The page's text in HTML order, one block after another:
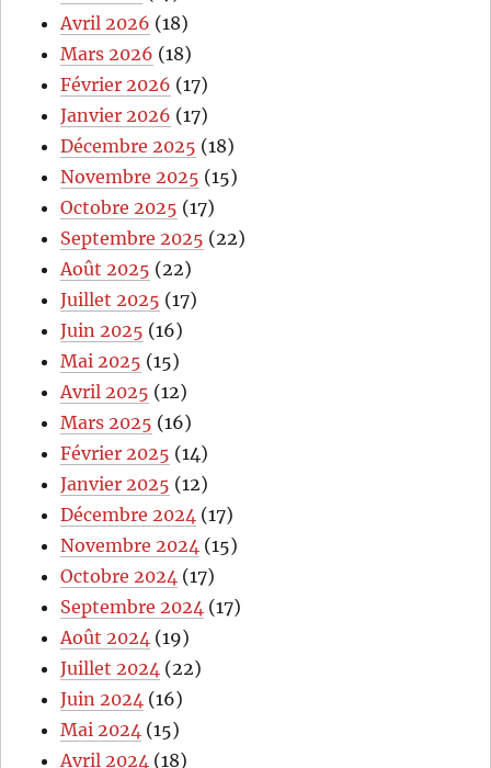
Avril 2026 (18)
Mars 2026 (18)
Février 2026 (17)
Janvier 2026 (17)
Décembre 2025 (18)
Novembre 2025 (15)
Octobre 2025 (17)
Septembre 2025 (22)
Août 2025 (22)
Juillet 2025 (17)
Juin 2025 (16)
Mai 2025 (15)
Avril 2025 (12)
Mars 2025 (16)
Février 2025 (14)
Janvier 2025 (12)
Décembre 2024 (17)
Novembre 2024 (15)
Octobre 2024 (17)
Septembre 2024 (17)
Août 2024 (19)
Juillet 2024 (22)
Juin 2024 (16)
Mai 2024 (15)
Avril 2024 (18)